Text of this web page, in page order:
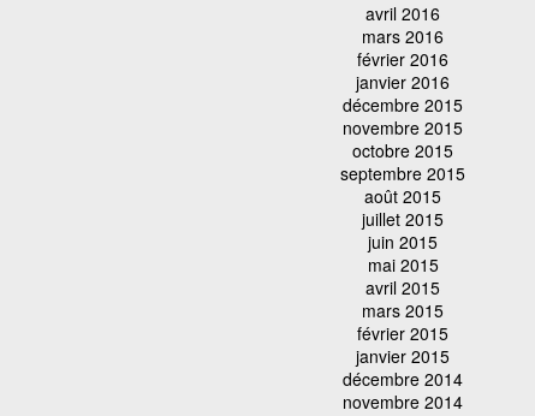
avril 2016
mars 2016
février 2016
janvier 2016
décembre 2015
novembre 2015
octobre 2015
septembre 2015
août 2015
juillet 2015
juin 2015
mai 2015
avril 2015
mars 2015
février 2015
janvier 2015
décembre 2014
novembre 2014